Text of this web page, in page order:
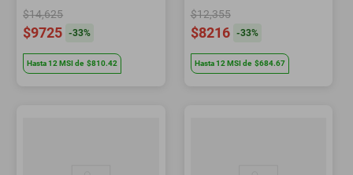
$14,625
$9725 -33%
Hasta12MSIde $810.42
$12,355
$8216 -33%
Hasta12MSIde $684.67